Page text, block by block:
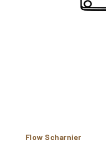
Flow Scharnier